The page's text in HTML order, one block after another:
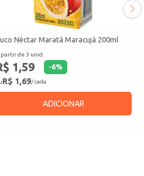
Néctar Maratá Maracujá 200ml
partir de 3 unid.
1,59 -6%
R$ 1,69/ cada
ADICIONAR